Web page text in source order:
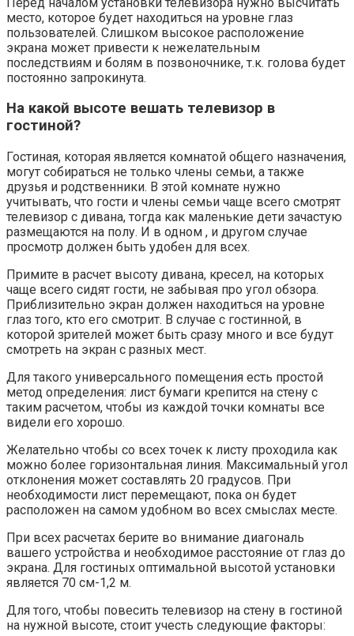
место, которое будет находиться на уровне глаз
пользователей. Слишком высокое расположение
экрана может привести к нежелательным
последствиям и болям в позвоночнике, т.к. голова будет
постоянно запрокинута.
На какой высоте вешать телевизор в
гостиной?
Гостиная, которая является комнатой общего назначения,
могут собираться не только члены семьи, а также
друзья и родственники. В этой комнате нужно
учитывать, что гости и члены семьи чаще всего смотрят
телевизор с дивана, тогда как маленькие дети зачастую
размещаются на полу. И в одном , и другом случае
просмотр должен быть удобен для всех.
Примите в расчет высоту дивана, кресел, на которых
чаще всего сидят гости, не забывая про угол обзора.
Приблизительно экран должен находиться на уровне
глаз того, кто его смотрит. В случае с гостинной, в
которой зрителей может быть сразу много и все будут
смотреть на экран с разных мест.
Для такого универсального помещения есть простой
метод определения: лист бумаги крепится на стену с
таким расчетом, чтобы из каждой точки комнаты все
видели его хорошо.
Желательно чтобы со всех точек к листу проходила как
можно более горизонтальная линия. Максимальный угол
отклонения может составлять 20 градусов. При
необходимости лист перемещают, пока он будет
расположен на самом удобном во всех смыслах месте.
При всех расчетах берите во внимание диагональ
вашего устройства и необходимое расстояние от глаз до
экрана. Для гостиных оптимальной высотой установки
является 70 см-1,2 м.
Для того, чтобы повесить телевизор на стену в гостиной
на нужной высоте, стоит учесть следующие факторы: